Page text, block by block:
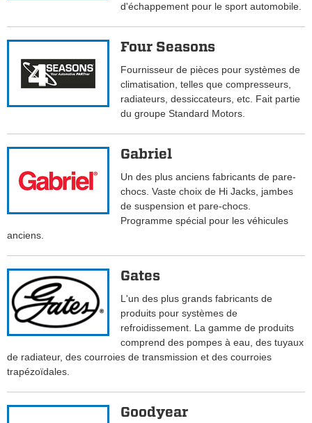
d'échappement pour le sport automobile.
Four Seasons
Fournisseur de pièces pour systèmes de
climatisation, telles que compresseurs,
radiateurs, dessiccateurs, etc. Fait partie
du groupe Standard Motors.
Gabriel
Un des plus anciens fabricants de pare-
chocs. Vaste choix de Hi Jacks, jambes
de suspension et pare-chocs.
Programme spécial pour les véhicules
anciens.
Gates
L'un des plus grands fabricants de
produits pour systèmes de
refroidissement. La gamme de produits
comprend des pompes à eau, des tuyaux
de radiateur, des courroies de transmission et des courroies
trapézoïdales.
Goodyear